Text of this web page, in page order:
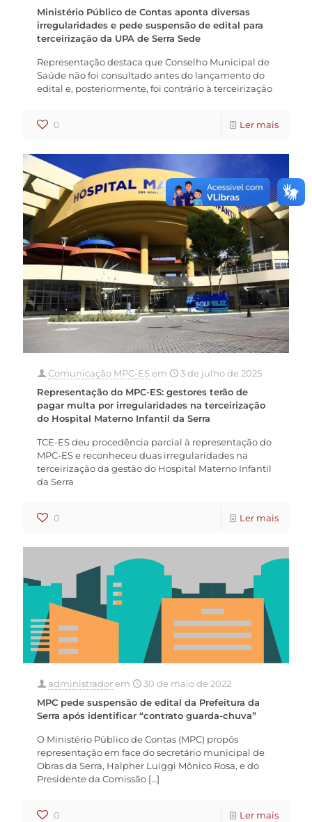
Ministério Público de Contas aponta diversas
irregularidades e pede suspensão de edital para
terceirização da UPA de Serra Sede
Representação destaca que Conselho Municipal de
Saúde não foi consultado antes do lançamento do
edital e, posteriormente, foi contrário à terceirização
0 Ler mais
Comunicação MPC-ESem
3 de julho de 2025
Representação do MPC-ES: gestores terão de
pagar multa por irregularidades na terceirização
do Hospital Materno Infantil da Serra
TCE-ES deu procedência parcial à representação do
MPC-ES e reconheceu duas irregularidades na
terceirização da gestão do Hospital Materno Infantil
da Serra
0 Ler mais
administradorem
30 de maio de 2022
MPC pede suspensão de edital da Prefeitura da
Serra após identificar “contrato guarda-chuva”
O Ministério Público de Contas (MPC) propôs
representação em face do secretário municipal de
Obras da Serra, Halpher Luiggi Mônico Rosa, e do
Presidente da Comissão […]
0 Ler mais